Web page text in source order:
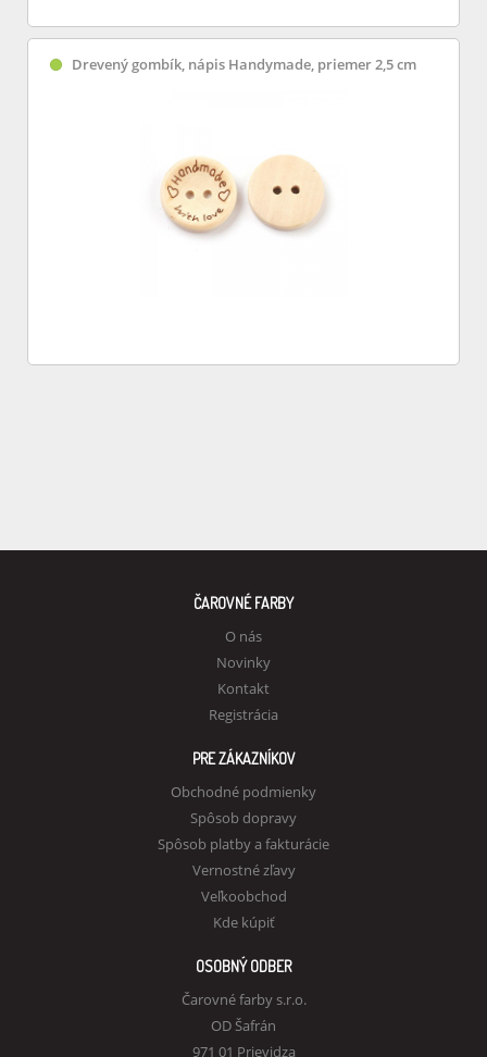
Drevený gombík, nápis Handymade, priemer 2,5 cm
ČAROVNÉ FARBY
O nás
Novinky
Kontakt
Registrácia
PRE ZÁKAZNÍKOV
Obchodné podmienky
Spôsob dopravy
Spôsob platby a fakturácie
Vernostné zľavy
Veľkoobchod
Kde kúpiť
OSOBNÝ ODBER
Čarovné farby s.r.o.
OD Šafrán
971 01 Prievidza